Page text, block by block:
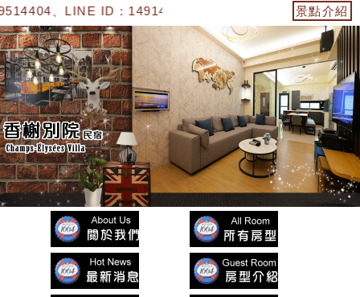
、LINE ID：14914914913】 景點介紹